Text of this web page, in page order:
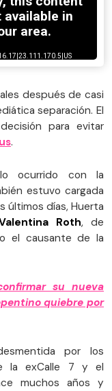
después de casi
separación. El
para evitar
.
ocurrido con la
estuvo cargada
últimos días, Huerta
Roth, de
el causante de la
su nueva
quiebre por
por los
la exCalle 7 y el
muchos años y